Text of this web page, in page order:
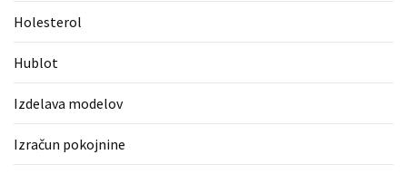
majice
(1)
Izračun
Holesterol
Hublot
Izdelava modelov
Izračun pokojnine